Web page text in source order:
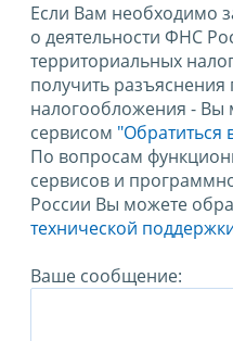
Если Вам необходимо
о деятельности ФНС
территориальных
получить
налогообложения - Вы
сервисом "Обратиться
По вопросам
сервисов и
России Вы можете
технической
Ваше сообщение: